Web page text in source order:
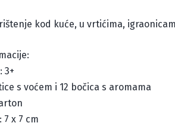
kod kuće, u vrtićima,
3+
s voćem i 12 bočica s aromama
x 7 cm